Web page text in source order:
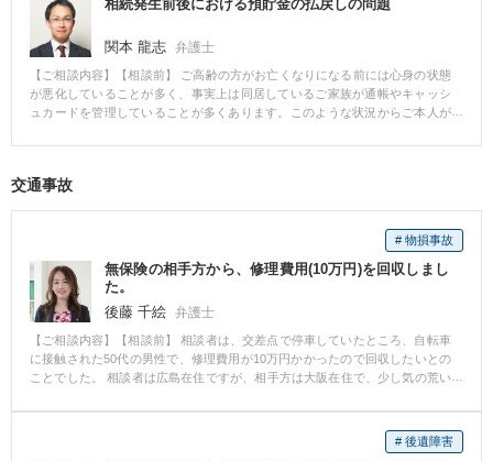
を申し立てるのも怖いと言われてました。 何度も打ち合わせを重ねた結果、
勇気を振り絞って、お子さんを連れて家を出られました。 その後の離婚調停
は、当初こそ難航したものの、ほぼこちらの条件を相手がのむ形で終わりま
した。 調停最後の日に、奥様がすがすがしい顔で、これからは自分の力で子
供と二人で生きていきますと力強く言われたのを覚えています。 数日後に御
礼に来られたのですが、その時にはすでに新しい職場も決まっており、本当
事件でした。
相続発生前後における預貯金の払戻しの問題
関本 龍志 弁護士
【ご相談内容】【相談前】 ご高齢の方がお亡くなりになる前には心身の状態
が悪化していることが多く、事実上は同居しているご家族が通帳やキャッシ
ュカードを管理していることが多くあります。このような状況からご本人が
万円ずつＡＴＭで払戻し、他の相続人の方から多く指摘を受けて問題となる
管理や収支の状況、問題となる払戻しの場所や方法、ご本人の生前の通院状
生のコメント】 預貯金の払戻しに関する問題については決して珍しいもので
はなく、多くの方が直面する可能性のある問題です。 一方、その判断や解決
には法的、医学的、福祉的資料の検討がほとんど必須であり、当事者の方の
みでの解決が困難な問題のひとつです。 ぜひ弁護士にご相談ください。
交通事故
# 物損事故
無保険の相手方から、修理費用(10万円)を回収しまし
た。
後藤 千絵 弁護士
【ご相談内容】【相談前】 相談者は、交差点で停車していたところ、自転車
に接触された50代の男性で、修理費用が10万円かかったので回収したいとの
ことでした。 相談者は広島在住ですが、相手方は大阪在住で、少し気の荒い
初は、相手が自分の非を認めず、払うつもりはないとの一点ばりでした。 2か
月近く粘り強い説得を重ねたところ、最後には納得し、修理費用全額を3回払
いで支払いことに同意してくれました。 【後藤 千絵弁護士のコメント】 これ
# 後遺障害